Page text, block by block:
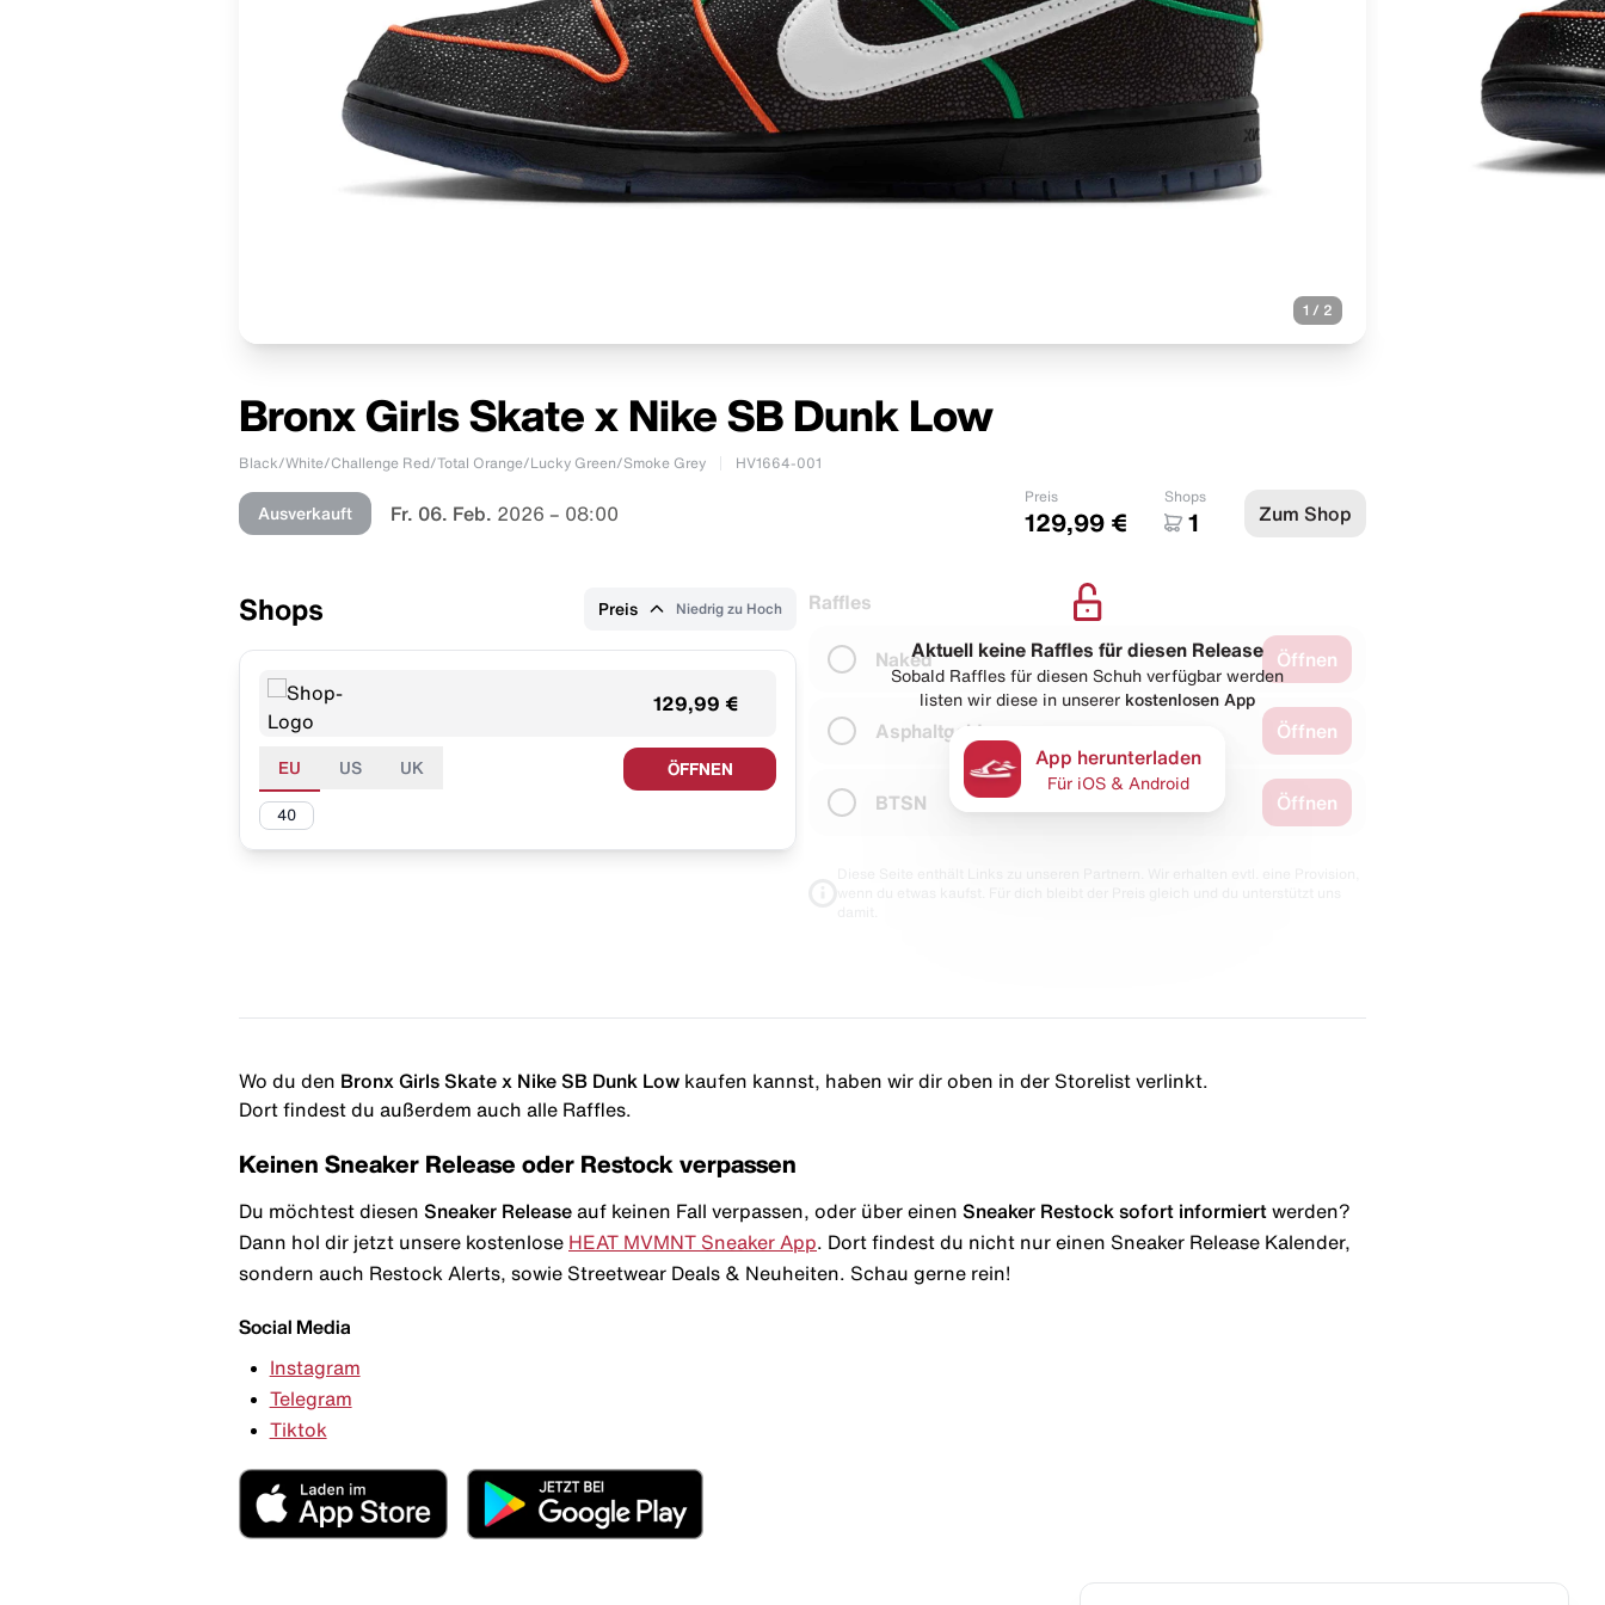
1 / 2
Bronx Girls Skate x Nike SB Dunk Low
Black/White/Challenge Red/Total Orange/Lucky Green/Smoke Grey HV1664-001
Ausverkauft Fr. 06. Feb. 2026 – 08:00
Preis
129,99 €
Shops
1 Zum Shop
Shops Preis Niedrig zu Hoch
129,99 €
EU US UK ÖFFNEN
40
Raffles
Naked Öffnen
Asphaltgold Öffnen
BTSN Öffnen
Aktuell keine Raffles für diesen Release
Sobald Raffles für diesen Schuh verfügbar werden
listen wir diese in unserer kostenlosen App
App herunterladen
Für iOS & Android
Wo du den Bronx Girls Skate x Nike SB Dunk Low kaufen kannst, haben wir dir oben in der Storelist verlinkt.
Dort findest du außerdem auch alle Raffles.
Keinen Sneaker Release oder Restock verpassen
Du möchtest diesen Sneaker Release auf keinen Fall verpassen, oder über einen Sneaker Restock sofort informiert werden?
Dann hol dir jetzt unsere kostenlose HEAT MVMNT Sneaker App . Dort findest du nicht nur einen Sneaker Release Kalender,
sondern auch Restock Alerts, sowie Streetwear Deals & Neuheiten. Schau gerne rein!
Social Media
Instagram
Telegram
Tiktok